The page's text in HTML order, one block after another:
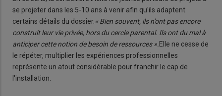
se projeter dans les 5-10 ans à venir afin qu'ils adaptent
certains détails du dossier.« Bien souvent, ils n'ont pas encore
construit leur vie privée, hors du cercle parental. Ils ont du mal à
anticiper cette notion de besoin de ressources ». Elle ne cesse de
le répéter, multiplier les expériences professionnelles
représente un atout considérable pour franchir le cap de
l'installation.